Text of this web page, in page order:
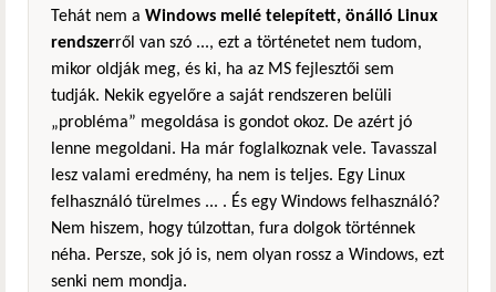
Tehát nem a Windows mellé telepített, önálló Linux
rendszerről van szó ..., ezt a történetet nem tudom,
mikor oldják meg, és ki, ha az MS fejlesztői sem
tudják. Nekik egyelőre a saját rendszeren belüli
„probléma” megoldása is gondot okoz. De azért jó
lenne megoldani. Ha már foglalkoznak vele. Tavasszal
lesz valami eredmény, ha nem is teljes. Egy Linux
felhasználó türelmes ... . És egy Windows felhasználó?
Nem hiszem, hogy túlzottan, fura dolgok történnek
néha. Persze, sok jó is, nem olyan rossz a Windows, ezt
senki nem mondja.